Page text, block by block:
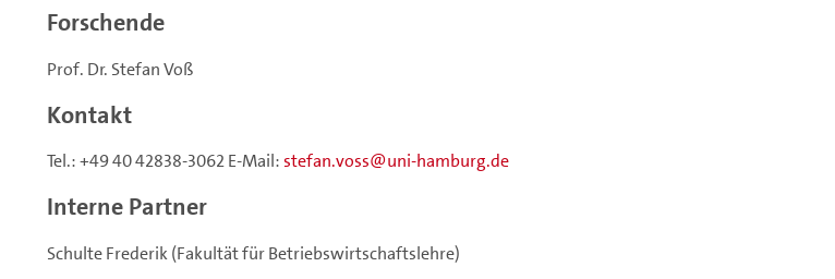
Forschende
Prof. Dr. Stefan Voß
Kontakt
Tel.: +49 40 42838-3062 E-Mail:stefan.voss uni-hamburg.de
Interne Partner
Schulte Frederik (Fakultät für Betriebswirtschaftslehre)